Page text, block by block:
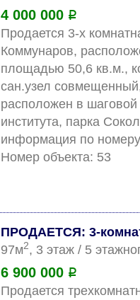
4 000 000 Р
Продается 3-х
Коммунаров,
площадью 50,6 кв.м.,
сан.узел
расположен в шаговой
института, парка
информация по
ПРОДАЕТСЯ: 3-
97м2, 3 этаж / 5
6 900 000 Р
Продается